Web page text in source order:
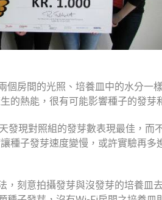
個房間的光照、培養皿中的水分一
的熱能，很有可能影響種子的發芽
發現對照組的發芽數表現最佳，而
種子發芽速度變慢，或許實驗再多
，刻意拍攝發芽與沒發芽的培養皿